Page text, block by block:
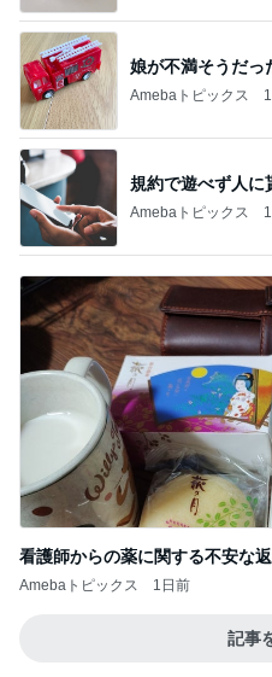
娘が不満そうだっ
Amebaトピックス
規約で遊べず人に
Amebaトピックス
看護師からの薬に関する不安な
Amebaトピックス 1日前
記事